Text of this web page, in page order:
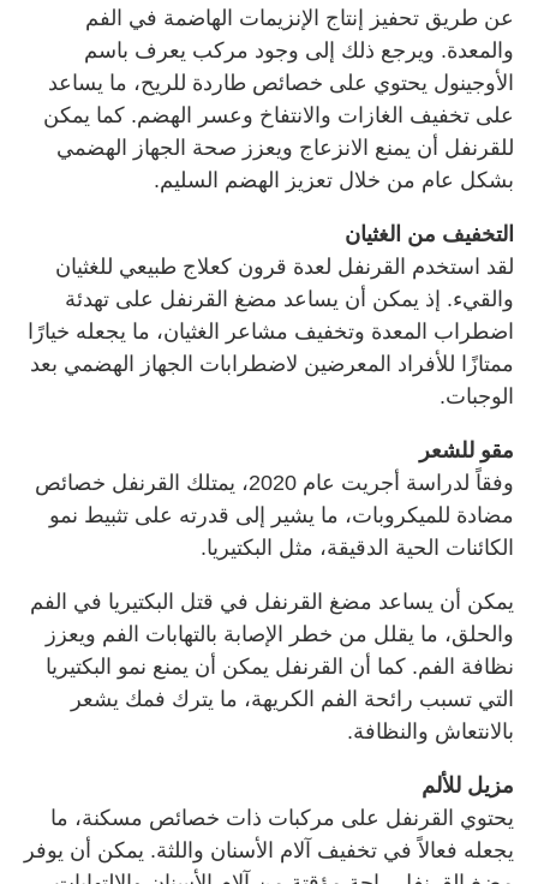
عن طريق تحفيز إنتاج الإنزيمات الهاضمة في الفم
والمعدة. ويرجع ذلك إلى وجود مركب يعرف باسم
الأوجينول يحتوي على خصائص طاردة للريح، ما يساعد
على تخفيف الغازات والانتفاخ وعسر الهضم. كما يمكن
للقرنفل أن يمنع الانزعاج ويعزز صحة الجهاز الهضمي
بشكل عام من خلال تعزيز الهضم السليم.
التخفيف من الغثيان
لقد استخدم القرنفل لعدة قرون كعلاج طبيعي للغثيان
والقيء. إذ يمكن أن يساعد مضغ القرنفل على تهدئة
اضطراب المعدة وتخفيف مشاعر الغثيان، ما يجعله خيارًا
ممتازًا للأفراد المعرضين لاضطرابات الجهاز الهضمي بعد
الوجبات.
مقو للشعر
وفقاً لدراسة أجريت عام 2020، يمتلك القرنفل خصائص
مضادة للميكروبات، ما يشير إلى قدرته على تثبيط نمو
الكائنات الحية الدقيقة، مثل البكتيريا.
يمكن أن يساعد مضغ القرنفل في قتل البكتيريا في الفم
والحلق، ما يقلل من خطر الإصابة بالتهابات الفم ويعزز
نظافة الفم. كما أن القرنفل يمكن أن يمنع نمو البكتيريا
التي تسبب رائحة الفم الكريهة، ما يترك فمك يشعر
بالانتعاش والنظافة.
مزيل للألم
يحتوي القرنفل على مركبات ذات خصائص مسكنة، ما
يجعله فعالاً في تخفيف آلام الأسنان واللثة. يمكن أن يوفر